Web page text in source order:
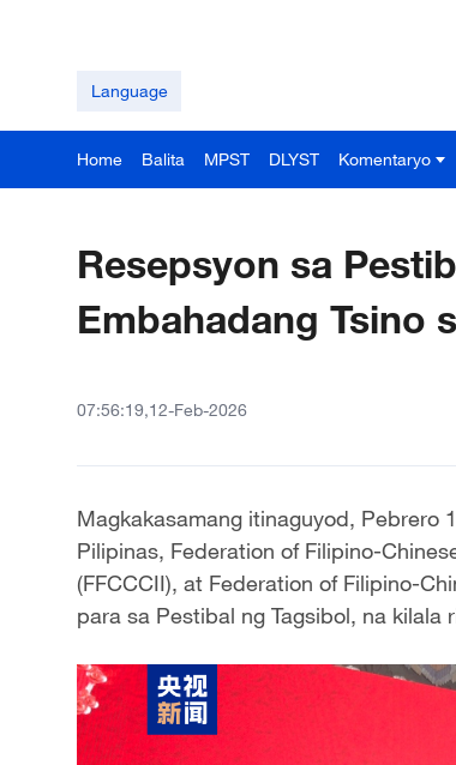
Language
Home Balita MPST DLYST Komentaryo
Resepsyon sa
Embahadang Tsino
07:56:19,12-Feb-2026
Magkakasamang itinaguyod, Pebrero
Pilipinas, Federation of Filipino-
(FFCCCII), at Federation of Filipino-
para sa Pestibal ng Tagsibol, na kilala